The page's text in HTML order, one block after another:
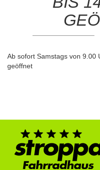
Ab sofort Samstags von 9.00
geöffnet